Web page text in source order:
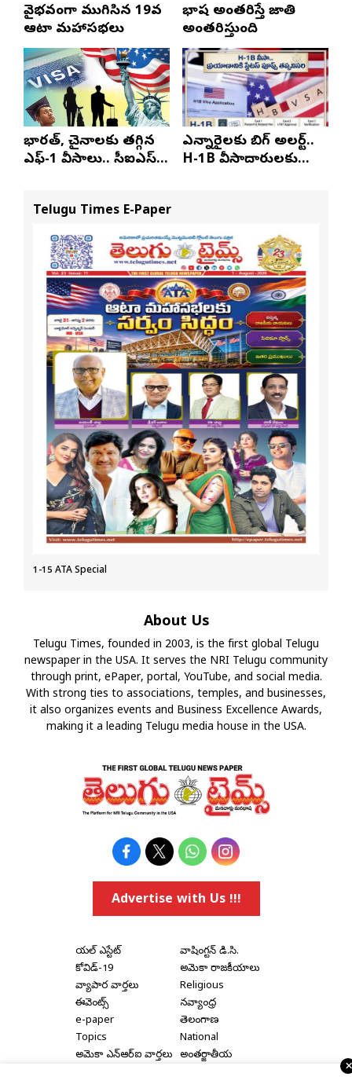
వైభవంగా ముగిసిన 19వ
ఆటా మహాసభలు
భాష అంతరిస్తే జాతి
అంతరిస్తుంది
భారత్, చైనాలకు తగ్గిన
ఎఫ్-1 వీసాలు.. సీఐఎస్
ఎన్నారైలకు బిగ్ అలర్ట్..
H-1B వీసాదారులకు
Telugu Times E-Paper
1-15 ATA Special
About Us
Telugu Times, founded in 2003, is the first global Telugu
newspaper in the USA. It serves the NRI Telugu community
through print, ePaper, portal, YouTube, and social media.
With strong ties to associations, temples, and businesses,
it also organizes events and Business Excellence Awards,
making it a leading Telugu media house in the USA.
Advertise with Us !!!
రియల్ ఎస్టేట్
కోవిడ్-19
వ్యాపార వార్తలు
ఈవెంట్స్
e-paper
Topics
అమెరికా ఎన్‌ఆర్‌ఐ వార్తలు
వాషింగ్టన్ డి.సి.
అమెరికా రాజకీయాలు
Religious
నవ్యాంధ్ర
తెలంగాణ
National
అంతర్జాతీయ